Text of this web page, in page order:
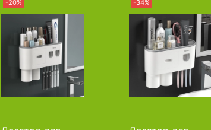
-20% -34%